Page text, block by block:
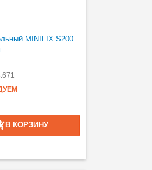
MINIFIX S200
В КОРЗИНУ